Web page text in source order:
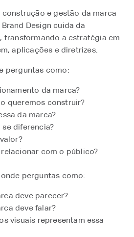
e gestão da marca
Design cuida da
transformando a estratégia em
aplicações e diretrizes.
perguntas como:
da marca?
queremos construir?
da marca?
diferencia?
com o público?
perguntas como:
deve parecer?
deve falar?
visuais representam essa